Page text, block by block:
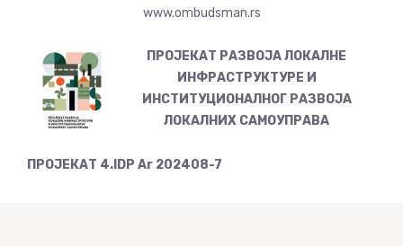
www.ombudsman.rs
ПРОЈЕКАТ РАЗВОЈА ЛОКАЛНЕ
ИНФРАСТРУКТУРЕ И
ИНСТИТУЦИОНАЛНОГ РАЗВОЈА
ЛОКАЛНИХ САМОУПРАВА
ПРОЈЕКАТ 4.IDP Ar 202408-7